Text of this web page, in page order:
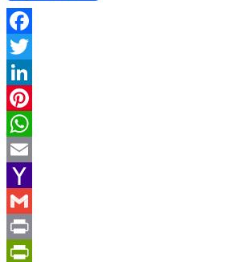
Facebook
Twitter
LinkedIn
Pinterest
WhatsApp
Email
Yahoo
Mail
Gmail
Print